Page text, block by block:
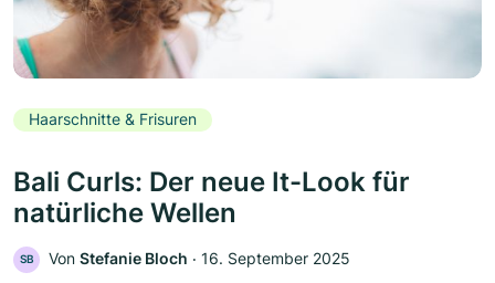
Haarschnitte & Frisuren
Bali Curls: Der neue It-Look für
natürliche Wellen
SB Von Stefanie Bloch ‧ 16. September 2025